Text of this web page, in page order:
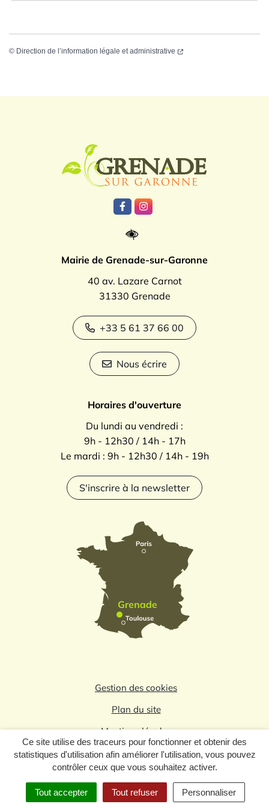
Ce site utilise des traceurs pour fonctionner et obtenir des
statistiques d'utilisation afin améliorer l'utilisation, vous pouvez
contrôler ceux que vous souhaitez activer.
Tout accepter Tout refuser Personnaliser
Logo du label
© Direction de l’information légale et administrative
Lien vers le compte Facebook
Lien vers le compte
Mairie de Grenade-sur-Garonne
40 av. Lazare Carnot
31330 Grenade
+33 5 61 37 66 00
Nous écrire
Horaires d'ouverture
Du lundi au vendredi :
9h - 12h30 / 14h - 17h
Le mardi : 9h - 12h30 / 14h - 19h
S'inscrire à la newsletter
Gestion des cookies
Plan du site
Mentions légales
Politique de confidentialité